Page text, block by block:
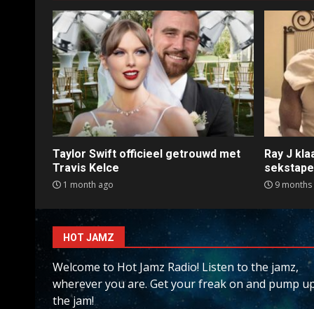
Taylor Swift officieel getrouwd met
Travis Kelce
1 month ago
Ray J
sekstape
9 months
HOT JAMZ
Welcome to Hot Jamz Radio! Listen to the jamz,
wherever you are. Get your freak on and pump
the jam!